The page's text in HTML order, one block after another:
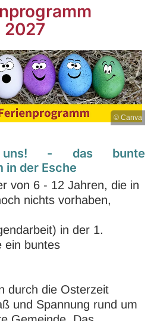
© Canva
- das bunte
in der Esche
von 6 - 12 Jahren, die in
nichts vorhaben,
in der 1.
ein buntes
durch die Osterzeit
und Spannung rund um